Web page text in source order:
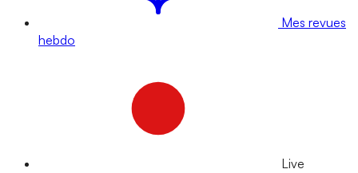
Mes revues
hebdo
Live